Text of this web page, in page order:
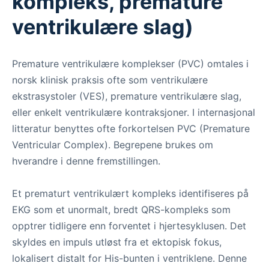
ventrikulære slag)
Premature ventrikulære komplekser (PVC) omtales i
norsk klinisk praksis ofte som ventrikulære
ekstrasystoler (VES), premature ventrikulære slag,
eller enkelt ventrikulære kontraksjoner. I internasjonal
litteratur benyttes ofte forkortelsen PVC (Premature
Ventricular Complex). Begrepene brukes om
hverandre i denne fremstillingen.
Et prematurt ventrikulært kompleks identifiseres på
EKG som et unormalt, bredt QRS-kompleks som
opptrer tidligere enn forventet i hjertesyklusen. Det
skyldes en impuls utløst fra et ektopisk fokus,
lokalisert distalt for His-bunten i ventriklene. Denne